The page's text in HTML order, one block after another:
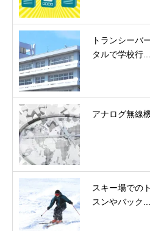
トランシーバ
タルで学校行...
アナログ無線
スキー場での
スンやバック...